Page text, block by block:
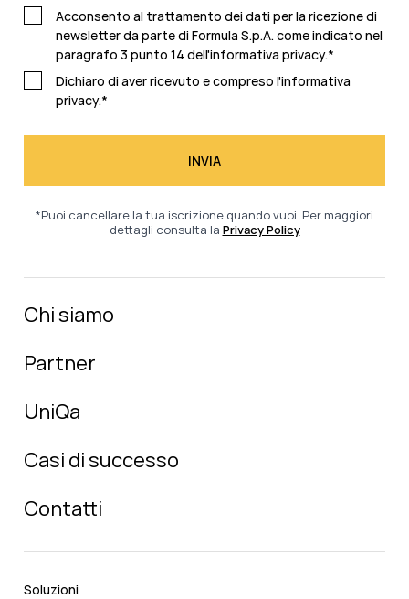
Acconsento al trattamento dei dati per la ricezione di
newsletter da parte di Formula S.p.A. come indicato nel
paragrafo 3 punto 14 dell'informativa privacy.*
Dichiaro di aver ricevuto e compreso l'informativa
privacy.*
*Puoi cancellare la tua iscrizione quando vuoi. Per maggiori
dettagli consulta la Privacy Policy
Chi siamo
Partner
UniQa
Casi di successo
Contatti
Soluzioni